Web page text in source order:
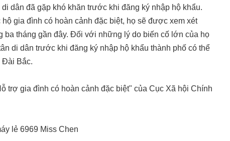
dân đã gặp khó khăn trước khi đăng ký nhập hộ khẩu.
gia đình có hoàn cảnh đặc biệt, họ sẽ được xem xét
ba tháng gần đây. Đối với những lý do biến cố lớn của họ
di dân trước khi đăng ký nhập hộ khẩu thành phố có thể
Đài Bắc.
trợ gia đình có hoàn cảnh đặc biệt" của Cục Xã hội Chính
lẻ 6969 Miss Chen